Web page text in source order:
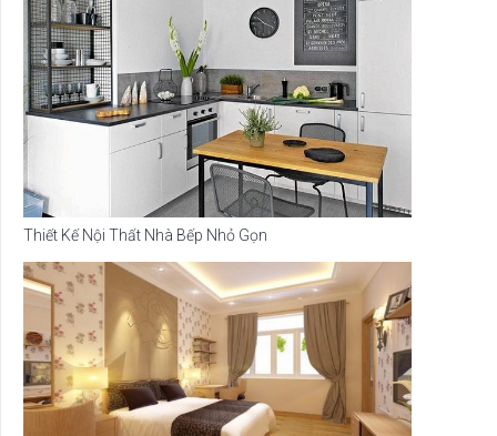
Thiết Kế Nội Thất Nhà Bếp Nhỏ Gọn